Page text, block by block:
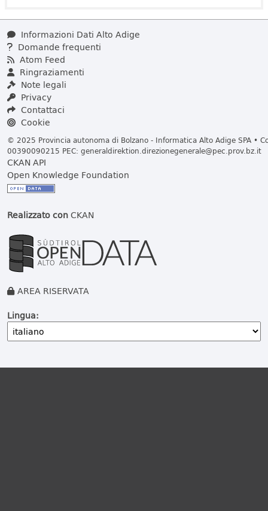
Informazioni Dati Alto Adige
Domande frequenti
Atom Feed
Ringraziamenti
Note legali
Privacy
Contattaci
Cookie
© 2025 Provincia autonoma di Bolzano - Informatica Alto Adige SPA •
00390090215 PEC: generaldirektion.direzionegenerale@pec.prov.bz.it
CKAN API
Open Knowledge Foundation
Realizzato conCKAN
AREA RISERVATA
Lingua